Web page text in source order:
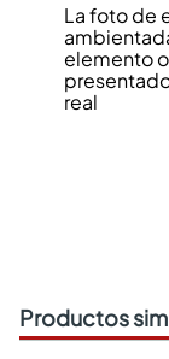
La foto de
elemento
real
Productos